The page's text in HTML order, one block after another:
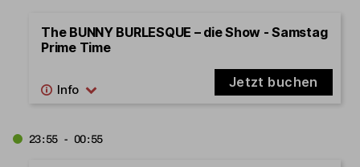
The BUNNY BURLESQUE – die Show - Samstag
Prime Time
Jetzt buchen
23:55 - 00:55